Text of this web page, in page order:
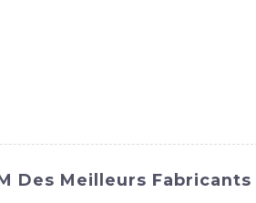
Des Meilleurs